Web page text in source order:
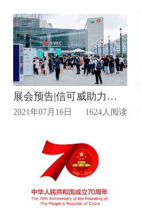
展会预告|信可威助力巨人停车设备参展国际智慧停车展览会
2021年07月16日 1624人阅读